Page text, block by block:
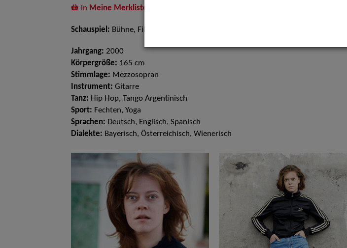
in Meine Merkliste
Schauspiel: Bühne, Film und TV
Jahrgang: 2000
Körpergröße: 165 cm
Stimmlage: Mezzosopran
Instrument: Gitarre
Tanz: Hip Hop, Tango Argentinisch
Sport: Fechten, Yoga
Sprachen: Deutsch, Englisch, Spanisch
Dialekte: Bayerisch, Österreichisch, Wienerisch